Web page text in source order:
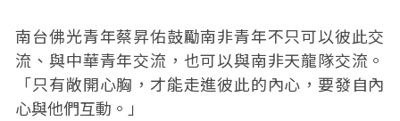
南台佛光青年蔡昇佑鼓勵南非青年不只可以彼此交
流、與中華青年交流，也可以與南非天龍隊交流。
「只有敞開心胸，才能走進彼此的內心，要發自內
心與他們互動。」